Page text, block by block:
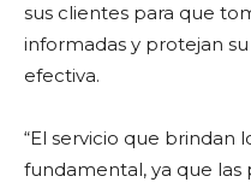
sus clientes para que
informadas y protejan
efectiva.
“El servicio que brindan
fundamental, ya que las